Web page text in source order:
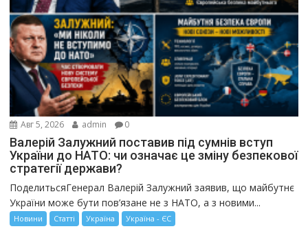
Авг 5, 2026 admin 0
Валерій Залужний поставив під сумнів вступ
України до НАТО: чи означає це зміну безпекової
стратегії держави?
ПоделитьсяГенерал Валерій Залужний заявив, що майбутнє
України може бути пов’язане не з НАТО, а з новими...
Новини Статті Україна Україна - ЄС